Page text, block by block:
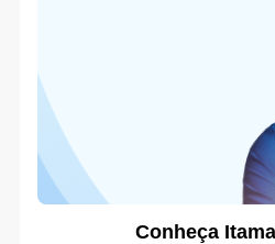
Conheça